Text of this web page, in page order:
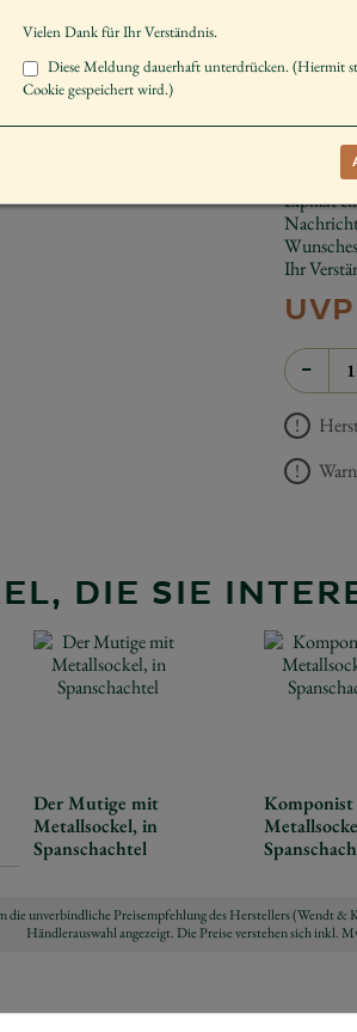
Diese
explizit
Ihr
−
DIE SIE
Der Mutige mit
Metallsockel, in
Spanschachtel
die unverbindliche Preisempfehlung des Herstellers (Wendt
Händlerauswahl angezeigt. Die Preise verstehen sich inkl.
Vielen Dank für Ihr Verständnis.
Diese Meldung dauerhaft unterdrücken. (Hiermit
Cookie gespeichert wird.)